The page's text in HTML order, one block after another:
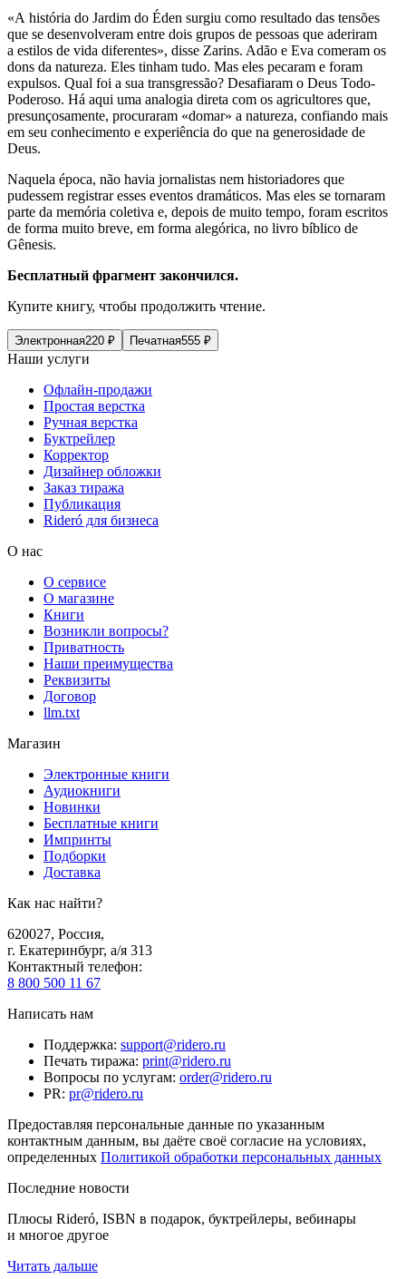
«A história do Jardim do Éden surgiu como resultado das tensões
que se desenvolveram entre dois grupos de pessoas que aderiram
a estilos de vida diferentes», disse Zarins. Adão e Eva comeram os
dons da natureza. Eles tinham tudo. Mas eles pecaram e foram
expulsos. Qual foi a sua transgressão? Desafiaram o Deus Todo-
Poderoso. Há aqui uma analogia direta com os agricultores que,
presunçosamente, procuraram «domar» a natureza, confiando mais
em seu conhecimento e experiência do que na generosidade de
Deus.
Naquela época, não havia jornalistas nem historiadores que
pudessem registrar esses eventos dramáticos. Mas eles se tornaram
parte da memória coletiva e, depois de muito tempo, foram escritos
de forma muito breve, em forma alegórica, no livro bíblico de
Gênesis.
Бесплатный фрагмент закончился.
Купите книгу, чтобы продолжить чтение.
Электронная220 ₽ Печатная555 ₽
Наши услуги
Офлайн-продажи
Простая верстка
Ручная верстка
Буктрейлер
Корректор
Дизайнер обложки
Заказ тиража
Публикация
Rideró для бизнеса
О нас
О сервисе
О магазине
Книги
Возникли вопросы?
Приватность
Наши преимущества
Реквизиты
Договор
llm.txt
Магазин
Электронные книги
Аудиокниги
Новинки
Бесплатные книги
Импринты
Подборки
Доставка
Как нас найти?
620027, Россия,
г. Екатеринбург, а/я 313
Контактный телефон:
8 800 500 11 67
Написать нам
Поддержка: support@ridero.ru
Печать тиража: print@ridero.ru
Вопросы по услугам: order@ridero.ru
PR: pr@ridero.ru
Предоставляя персональные данные по указанным
контактным данным, вы даёте своё согласие на условиях,
определенных Политикой обработки персональных данных
Последние новости
Плюсы Rideró, ISBN в подарок, буктрейлеры, вебинары
и многое другое
Читать дальше